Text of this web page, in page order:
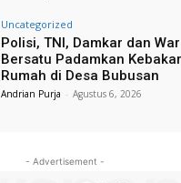
Uncategorized
Polisi, TNI, Damkar dan
Bersatu Padamkan
Rumah di Desa Bubusan
Andrian Purja - Agustus 6, 2026
- Advertisement -